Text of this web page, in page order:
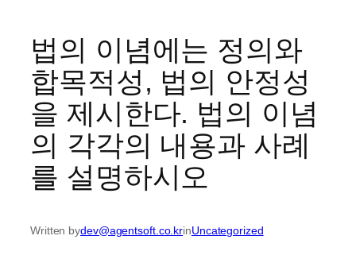
법의 이념에는 정의와
합목적성, 법의 안정성
을 제시한다. 법의 이념
의 각각의 내용과 사례
를 설명하시오
Written bydev@agentsoft.co.krinUncategorized